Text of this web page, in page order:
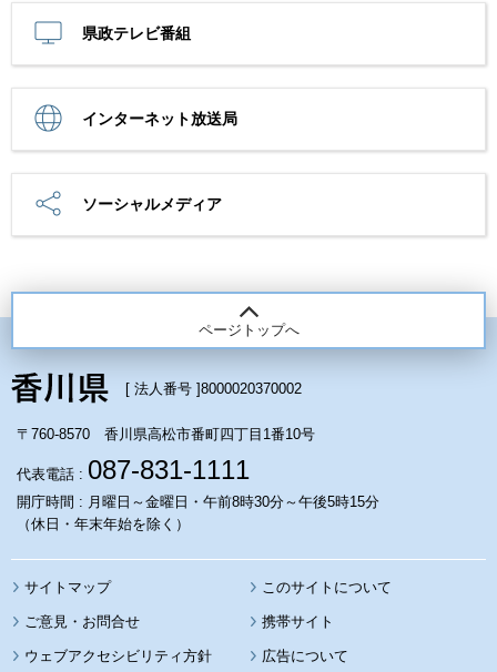
県政テレビ番組
インターネット放送局
ソーシャルメディア
ページトップへ
[ 法人番号 ]8000020370002
〒760-8570 香川県高松市番町四丁目1番10号
代表電話 : 087-831-1111
開庁時間 : 月曜日～金曜日・午前8時30分～午後5時15分
（休日・年末年始を除く）
サイトマップ このサイトについて
携帯サイト
ウェブアクセシビリティ方針 広告について